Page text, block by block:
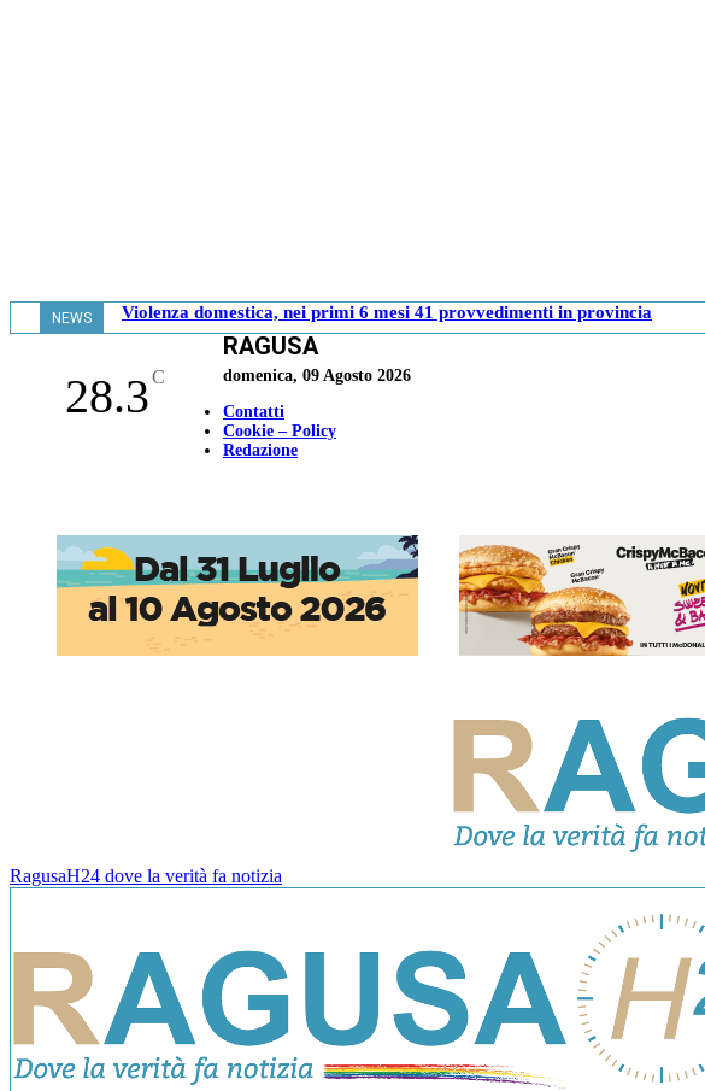
NEWS Violenza domestica, nei primi 6 mesi 41 provvedimenti in provincia
28.3C
RAGUSA
domenica, 09 Agosto 2026
Contatti
Cookie – Policy
Redazione
RagusaH24 dove la verità fa notizia